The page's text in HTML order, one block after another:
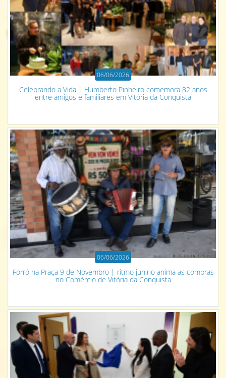
06/06/2026
Celebrando a Vida | Humberto Pinheiro comemora 82 anos
entre amigos e familiares em Vitória da Conquista
06/06/2026
Forró na Praça 9 de Novembro | ritmo junino anima as compras
no Comércio de Vitória da Conquista